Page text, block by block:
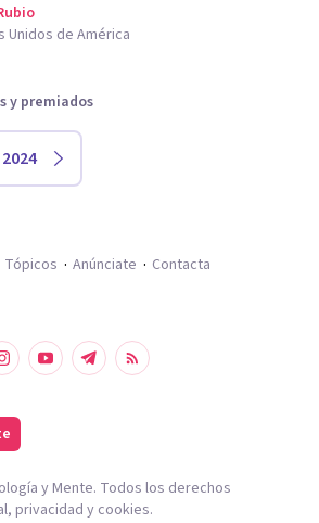
Unidos de América
y premiados
Tópicos Anúnciate Contacta
y Mente. Todos los derechos
, privacidad y cookies.